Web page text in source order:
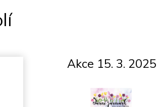
Akce 15. 3. 2025